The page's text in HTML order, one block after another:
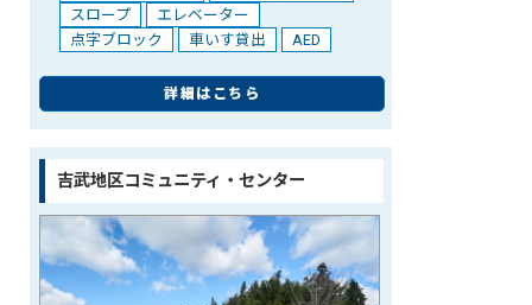
スロープ
エレベーター
点字ブロック
車いす貸出 AED
詳細はこちら
吉武地区コミュニティ・センター